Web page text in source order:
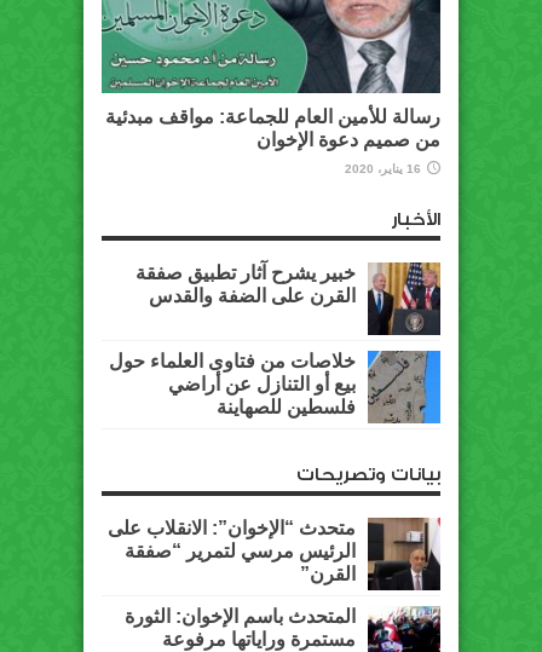
رسالة للأمين العام للجماعة: مواقف مبدئية
من صميم دعوة الإخوان
16 يناير، 2020
الأخبار
خبير يشرح آثار تطبيق صفقة
القرن على الضفة والقدس
خلاصات من فتاوى العلماء حول
بيع أو التنازل عن أراضي
فلسطين للصهاينة
بيانات وتصريحات
متحدث “الإخوان”: الانقلاب على
الرئيس مرسي لتمرير “صفقة
القرن”
المتحدث باسم الإخوان: الثورة
مستمرة وراياتها مرفوعة